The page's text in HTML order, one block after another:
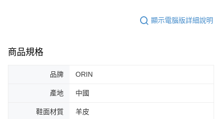
顯示電腦版詳細說明
商品規格
品牌 ORIN
產地 中國
鞋面材質 羊皮